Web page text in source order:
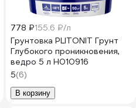
778 ₽155.6 ₽/л
Грунтовка PLITONIT Грунт
Глубокого проникновения,
ведро 5 л Н010916
5(6)
В корзину